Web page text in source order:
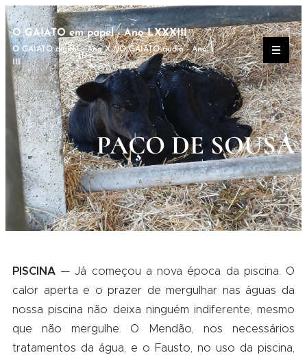
O GAIATO em papel - Ano LXXXIII
O GAIATO digital - Ano X / O GAIATO áudio - Ano
III
PAÇO DE SOUSA
PISCINA — Já começou a nova época da piscina. O
calor aperta e o prazer de mergulhar nas águas da
nossa piscina não deixa ninguém indiferente, mesmo
que não mergulhe. O Mendão, nos necessários
tratamentos da água, e o Fausto, no uso da piscina,